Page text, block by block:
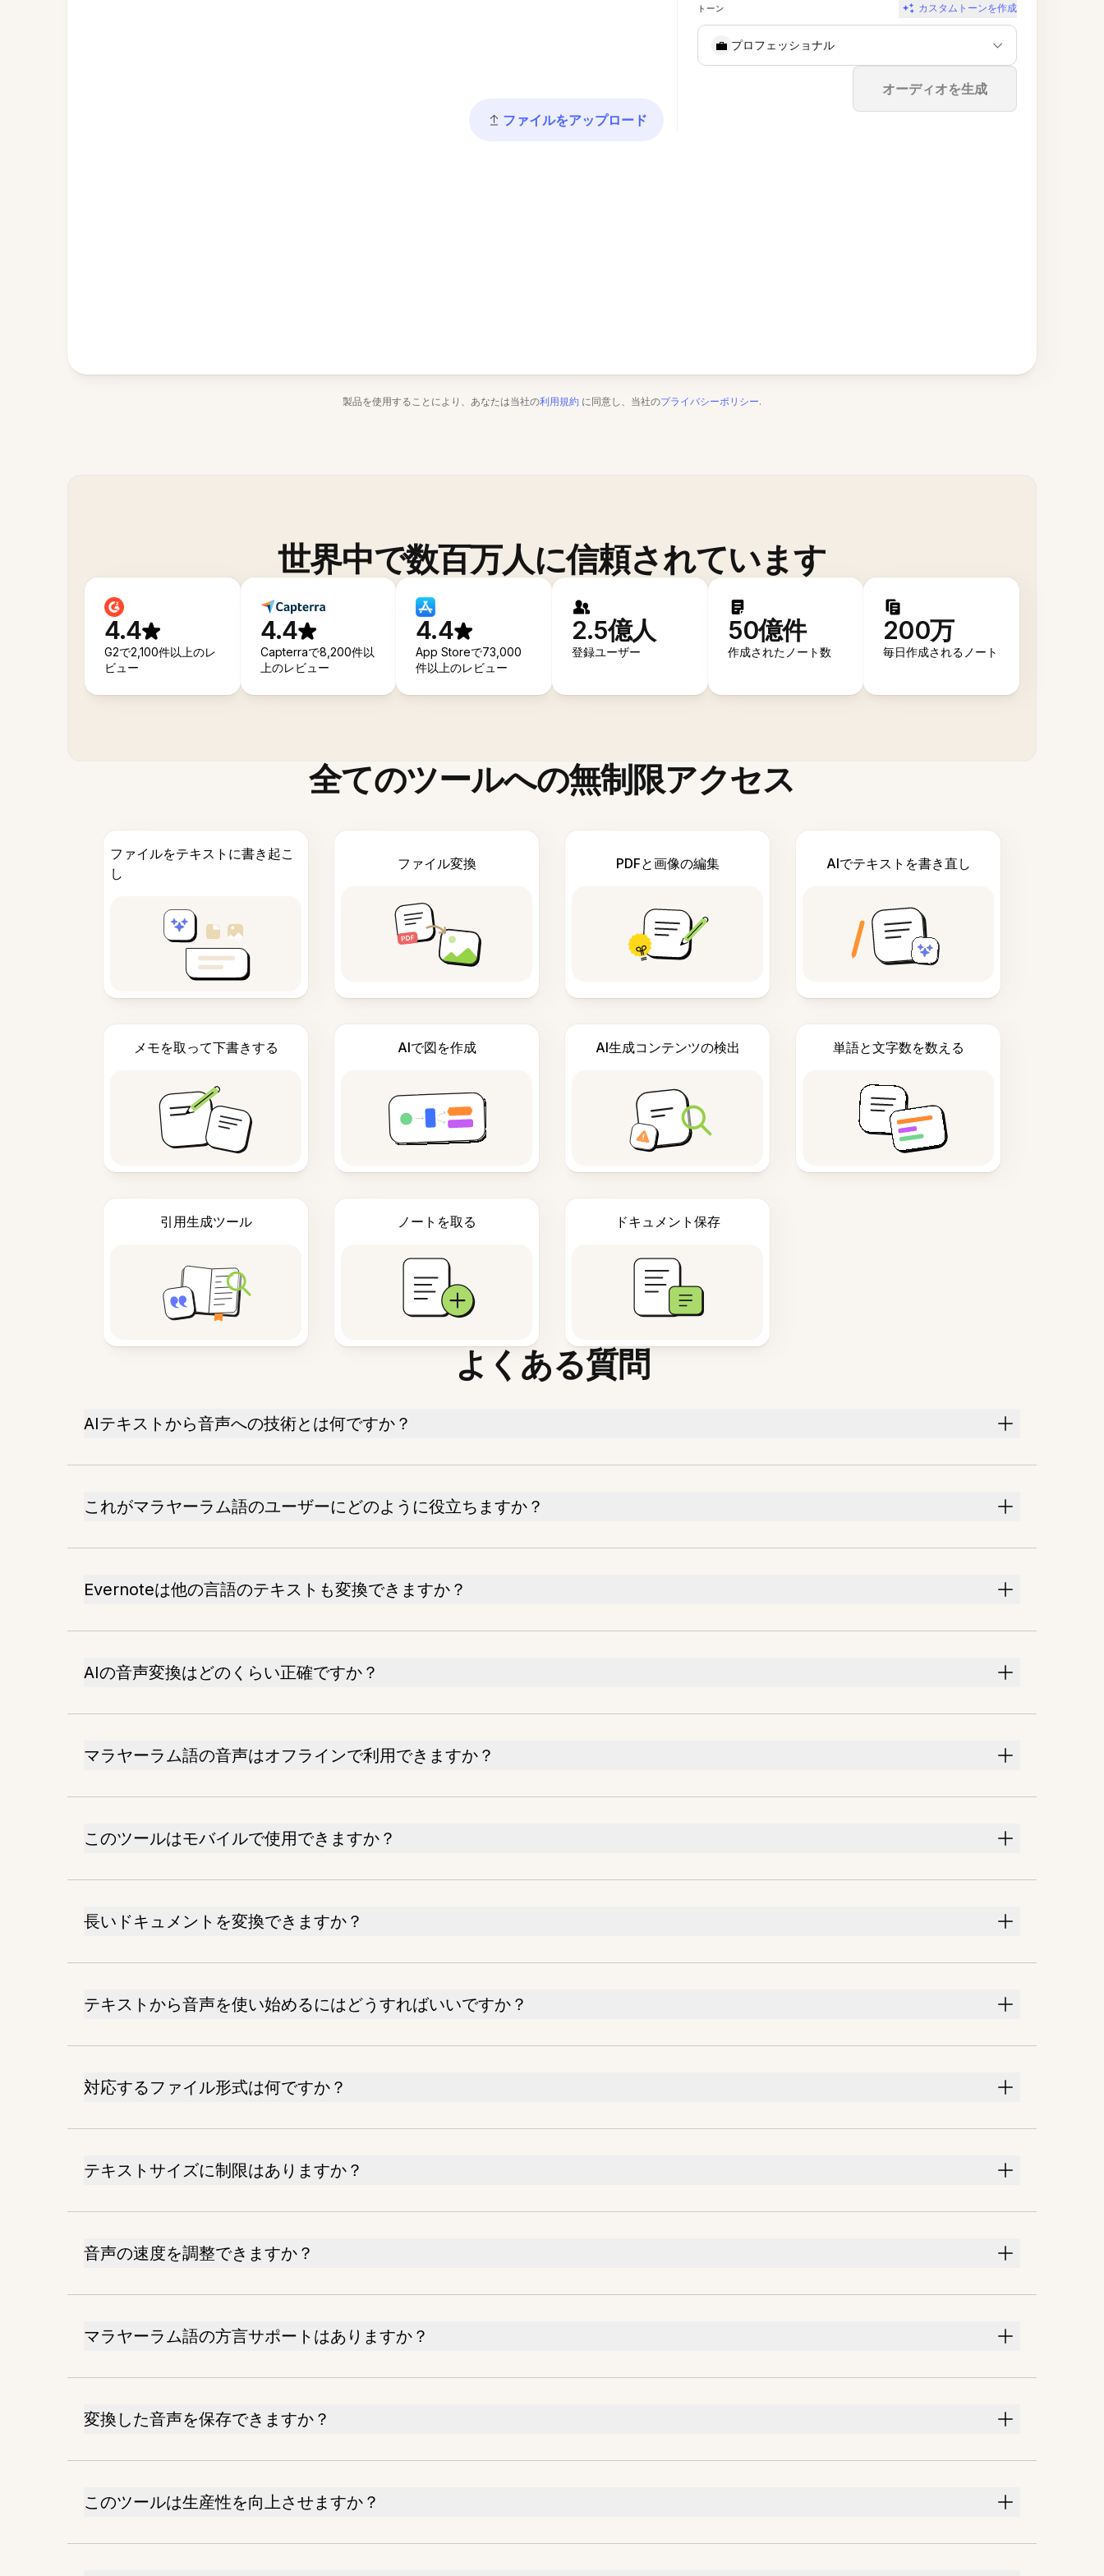
ファイルをアップロード
トーン カスタムトーンを作成
💼 プロフェッショナル
オーディオを生成
停止
製品を使用することにより、あなたは当社の利用規約 に同意し、当社のプライバシーポリシー.
世界中で数百万人に信頼されています
4.4
G2で2,100件以上のレ
ビュー
4.4
Capterraで8,200件以
上のレビュー
4.4
App Storeで73,000
件以上のレビュー
2.5億人
登録ユーザー
50億件
作成されたノート数
200万
毎日作成されるノート
全てのツールへの無制限アクセス
ファイルをテキストに書き起こ
し
ファイル変換 PDFと画像の編集 AIでテキストを書き直し
メモを取って下書きする AIで図を作成 AI生成コンテンツの検出 単語と文字数を数える
引用生成ツール ノートを取る ドキュメント保存
よくある質問
AIテキストから音声への技術とは何ですか？
これがマラヤーラム語のユーザーにどのように役立ちますか？
Evernoteは他の言語のテキストも変換できますか？
AIの音声変換はどのくらい正確ですか？
マラヤーラム語の音声はオフラインで利用できますか？
このツールはモバイルで使用できますか？
長いドキュメントを変換できますか？
テキストから音声を使い始めるにはどうすればいいですか？
対応するファイル形式は何ですか？
テキストサイズに制限はありますか？
音声の速度を調整できますか？
マラヤーラム語の方言サポートはありますか？
変換した音声を保存できますか？
このツールは生産性を向上させますか？